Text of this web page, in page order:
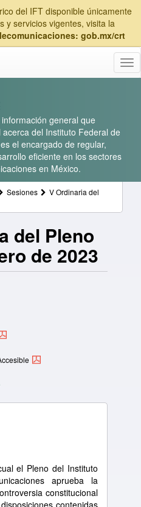
del IFT disponible únicamente
y servicios vigentes, visita la
gob.mx/crt
general que
del Instituto Federal de
el encargado de regular,
eficiente en los sectores
en México.
Sesiones
V Ordinaria del
del Pleno
de 2023
el Pleno del Instituto
aprueba la
constitucional
contenidas